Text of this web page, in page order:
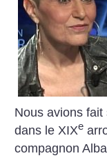
Nous avions
dans le XIXe
compagnon